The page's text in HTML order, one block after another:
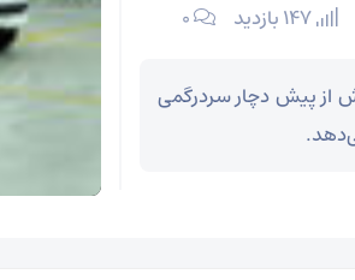
۰
از پیش دچار سردرگمی